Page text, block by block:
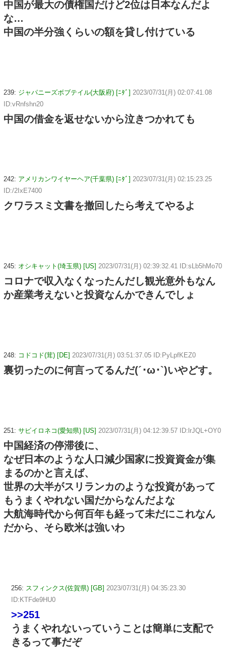
中国が最大の債権国だけど2位は日本なんだよ
な…
中国の半分強くらいの額を貸し付けている
239: ジャパニーズボブテイル(大阪府) [ﾆﾀﾞ] 2023/07/31(月) 02:07:41.08
ID:vRnfshn20
中国の借金を返せないから泣きつかれても
242: アメリカンワイヤーヘア(千葉県) [ﾆﾀﾞ] 2023/07/31(月) 02:15:23.25
ID:/2IxE7400
クワラスミ文書を撤回したら考えてやるよ
245: オシキャット(埼玉県) [US] 2023/07/31(月) 02:39:32.41 ID:sLb5hMo70
コロナで収入なくなったんだし観光意外もなん
か産業考えないと投資なんかできんでしょ
248: コドコド(茸) [DE] 2023/07/31(月) 03:51:37.05 ID:PyLpfKEZ0
裏切ったのに何言ってるんだ(´･ω･`)いやどす。
251: サビイロネコ(愛知県) [US] 2023/07/31(月) 04:12:39.57 ID:lrJQL+OY0
中国経済の停滞後に、
なぜ日本のような人口減少国家に投資資金が集
まるのかと言えば、
世界の大半がスリランカのような投資があって
もうまくやれない国だからなんだよな
大航海時代から何百年も経って未だにこれなん
だから、そら欧米は強いわ
256: スフィンクス(佐賀県) [GB] 2023/07/31(月) 04:35:23.30
ID:KTFde9HU0
>>251
うまくやれないっていうことは簡単に支配で
きるって事だぞ